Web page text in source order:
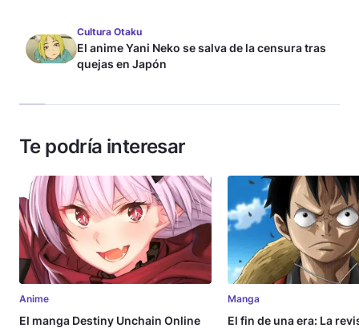
Cultura Otaku
El anime Yani Neko se salva de la censura tras
quejas en Japón
Te podría interesar
Anime
El manga Destiny Unchain Online
Manga
El fin de una era: La